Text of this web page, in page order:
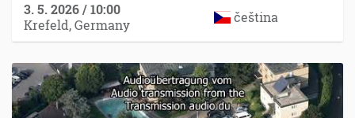
3. 5. 2026 / 10:00
Krefeld, Germany
čeština